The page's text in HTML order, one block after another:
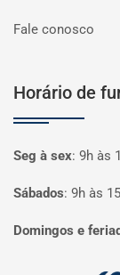
Fale conosco
Horário de
Seg à sex: 9h às
Sábados: 9h às
Domingos e